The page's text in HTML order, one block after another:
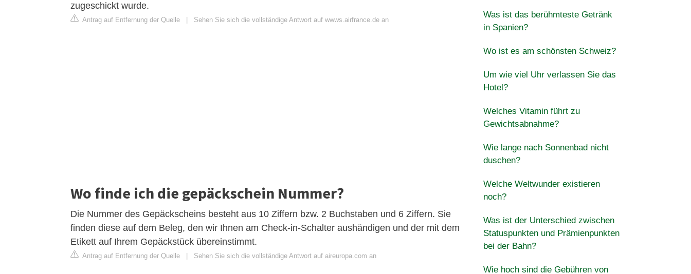
zugeschickt wurde.
Antrag auf Entfernung der Quelle Sehen Sie sich die vollständige Antwort auf wwws.airfrance.de an
Wo finde ich die gepäckschein Nummer?
Die Nummer des Gepäckscheins besteht aus 10 Ziffern bzw. 2 Buchstaben und 6 Ziffern. Sie
finden diese auf dem Beleg, den wir Ihnen am Check-in-Schalter aushändigen und der mit dem
Etikett auf Ihrem Gepäckstück übereinstimmt.
Antrag auf Entfernung der Quelle Sehen Sie sich die vollständige Antwort auf aireuropa.com an
Was ist das berühmteste Getränk
in Spanien?
Wo ist es am schönsten Schweiz?
Um wie viel Uhr verlassen Sie das
Hotel?
Welches Vitamin führt zu
Gewichtsabnahme?
Wie lange nach Sonnenbad nicht
duschen?
Welche Weltwunder existieren
noch?
Was ist der Unterschied zwischen
Statuspunkten und Prämienpunkten
bei der Bahn?
Wie hoch sind die Gebühren von